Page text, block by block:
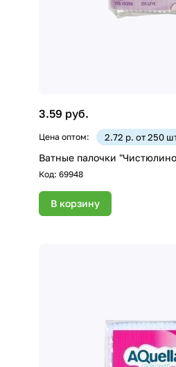
3.59 руб.
Цена оптом: 2.72 р. от 250
Ватные палочки
Код: 69948
В корзину